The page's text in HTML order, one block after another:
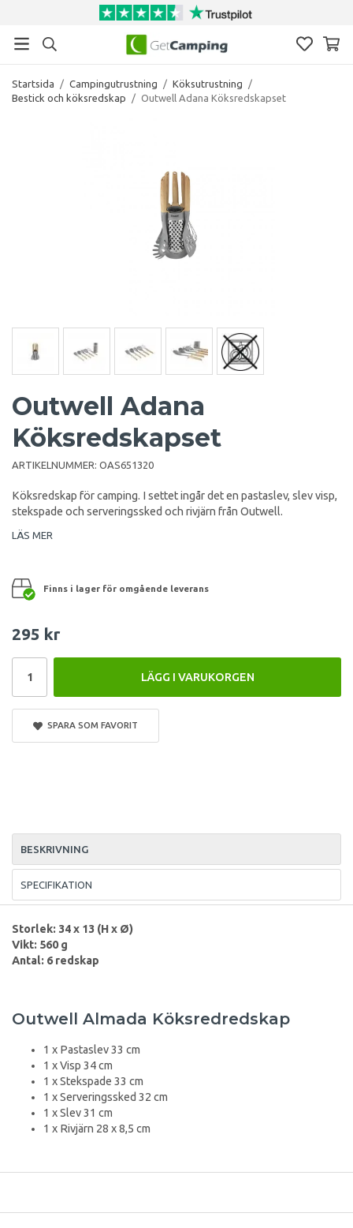
Startsida / Campingutrustning / Köksutrustning
/
Bestick och köksredskap
/ Outwell Adana Köksredskapset
Outwell Adana
Köksredskapset
ARTIKELNUMMER: OAS651320
Köksredskap för camping. I settet ingår det en pastaslev, slev visp,
stekspade och serveringssked och rivjärn från Outwell.
LÄS MER
Finns i lager för omgående leverans
295 kr
LÄGG I VARUKORGEN
SPARA SOM FAVORIT
BESKRIVNING
SPECIFIKATION
Storlek: 34 x 13 (H x Ø)
Vikt: 560 g
Antal: 6 redskap
Outwell Almada Köksredredskap
1 x Pastaslev 33 cm
1 x Visp 34 cm
1 x Stekspade 33 cm
1 x Serveringssked 32 cm
1 x Slev 31 cm
1 x Rivjärn 28 x 8,5 cm